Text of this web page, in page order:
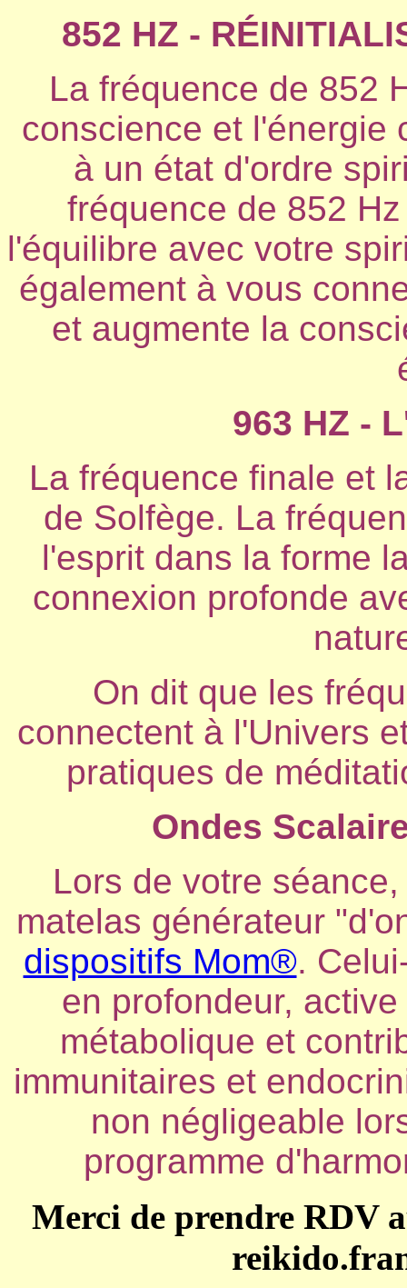
852 HZ -
La fréquence de 852
conscience et l'énergie
à un état d'ordre
fréquence de 852
l'équilibre avec votre
également à vous
et augmente la
963 HZ -
La fréquence finale et
de Solfège. La
l'esprit dans la forme
connexion profonde
On dit que les
connectent à l'Univers
pratiques de
Ondes
Lors de votre
matelas générateur
dispositifs Mom®.
en profondeur,
métabolique et
immunitaires et
non négligeable
programme
Merci de prendre RDV